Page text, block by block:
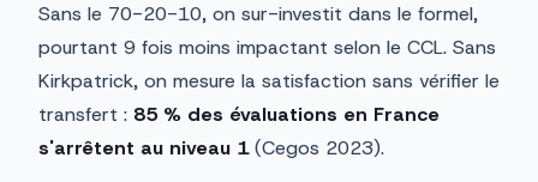
Sans le 70-20-10, on sur-investit dans le formel,
pourtant 9 fois moins impactant selon le CCL. Sans
Kirkpatrick, on mesure la satisfaction sans vérifier le
transfert : 85 % des évaluations en France
s'arrêtent au niveau 1(Cegos 2023).